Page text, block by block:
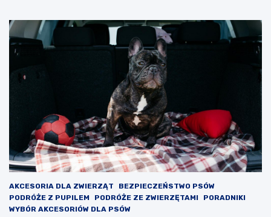
AKCESORIA DLA ZWIERZĄT
BEZPIECZEŃSTWO PSÓW
PODRÓŻE Z PUPILEM
PODRÓŻE ZE ZWIERZĘTAMI
PORADNIKI
WYBÓR AKCESORIÓW DLA PSÓW